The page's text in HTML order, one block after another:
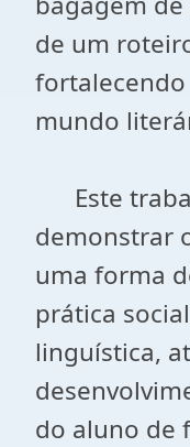
de um
mundo
Este
demonstrar
uma forma
prática
linguística,
do aluno de